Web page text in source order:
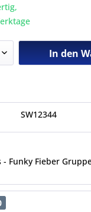
In den
SW12344
- Funky Fieber